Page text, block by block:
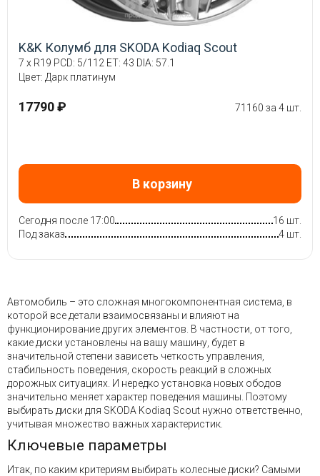
K&K Колумб для SKODA Kodiaq Scout
7 x R19 PCD: 5/112 ET: 43 DIA: 57.1
Цвет: Дарк платинум
17790 ₽ 71160 за 4 шт.
В корзину
Сегодня после 17:00
16 шт.
Под заказ
4 шт.
Автомобиль – это сложная многокомпонентная система, в
которой все детали взаимосвязаны и влияют на
функционирование других элементов. В частности, от того,
какие диски установлены на вашу машину, будет в
значительной степени зависеть четкость управления,
стабильность поведения, скорость реакций в сложных
дорожных ситуациях. И нередко установка новых ободов
значительно меняет характер поведения машины. Поэтому
выбирать диски для SKODA Kodiaq Scout нужно ответственно,
учитывая множество важных характеристик.
Ключевые параметры
Итак, по каким критериям выбирать колесные диски? Самыми